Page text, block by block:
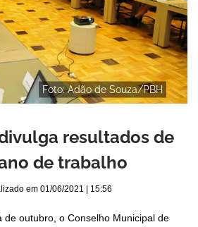
Foto: Adão de Souza/PBH
resultados de
de trabalho
em 01/06/2021 | 15:56
de outubro, o Conselho Municipal de